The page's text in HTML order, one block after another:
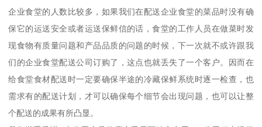
企业食堂的人数比较多，如果我们在配送企业食堂的菜品时没有确
保它的运送安全或者运送保鲜信的话，食堂的工作人员在做菜时发
现食物有质量问题和产品品质的问题的时候，下一次就不或许跟我
们的企业食堂配送公司订购了，这点也就丢失了一个客户。因而在
给食堂食材配送时一定要确保半途的冷藏保鲜系统时逐一检查，也
需求有的配送计划，才可以确保每个细节会出现问题，也可以让整
个配送的成果有所凸显。